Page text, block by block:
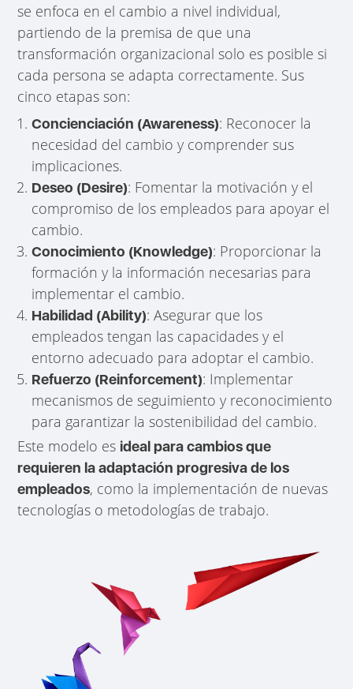
se enfoca en el cambio a nivel individual,
partiendo de la premisa de que una
transformación organizacional solo es posible si
cada persona se adapta correctamente. Sus
cinco etapas son:
Concienciación (Awareness): Reconocer la
necesidad del cambio y comprender sus
implicaciones.
Deseo (Desire): Fomentar la motivación y el
compromiso de los empleados para apoyar el
cambio.
Conocimiento (Knowledge): Proporcionar la
formación y la información necesarias para
implementar el cambio.
Habilidad (Ability): Asegurar que los
empleados tengan las capacidades y el
entorno adecuado para adoptar el cambio.
Refuerzo (Reinforcement): Implementar
mecanismos de seguimiento y reconocimiento
para garantizar la sostenibilidad del cambio.
Este modelo es ideal para cambios que
requieren la adaptación progresiva de los
empleados, como la implementación de nuevas
tecnologías o metodologías de trabajo.